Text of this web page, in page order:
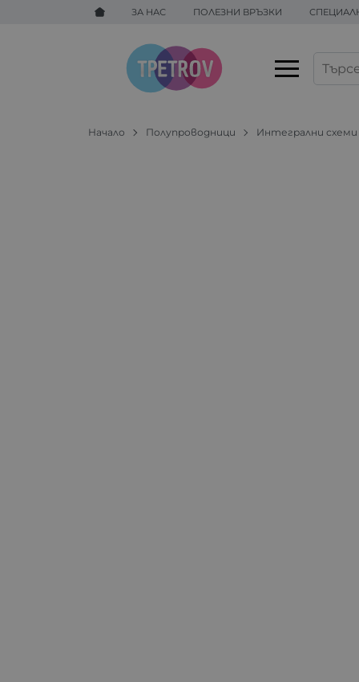
ЗА НАС ПОЛЕЗНИ ВРЪЗКИ
Начало Полупроводници Интегрални схеми